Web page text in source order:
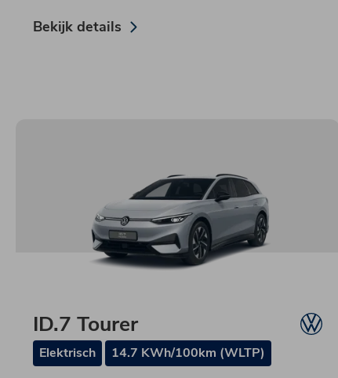
Bekijk details
ID.7 Tourer
Elektrisch 14.7 KWh/100km (WLTP)